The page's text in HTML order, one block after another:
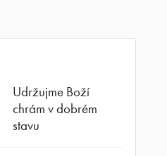
Udržujme Boží
chrám v dobrém
stavu